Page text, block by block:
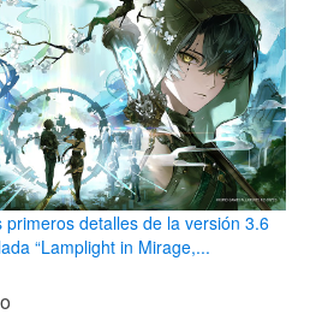
detalles de la versión 3.6
“Lamplight in Mirage,...